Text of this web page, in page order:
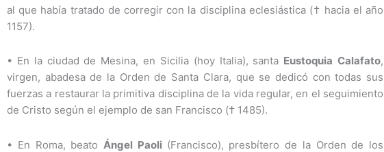
al que había tratado de corregir con la disciplina eclesiástica († hacia el año
1157).
• En la ciudad de Mesina, en Sicilia (hoy Italia), santa Eustoquia Calafato,
virgen, abadesa de la Orden de Santa Clara, que se dedicó con todas sus
fuerzas a restaurar la primitiva disciplina de la vida regular, en el seguimiento
de Cristo según el ejemplo de san Francisco († 1485).
• En Roma, beato Ángel Paoli (Francisco), presbítero de la Orden de los